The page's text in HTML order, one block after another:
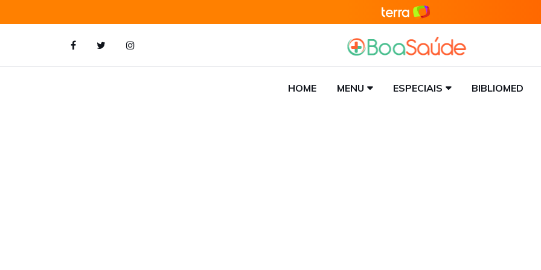
HOME MENU ESPECIAIS BIBLIOMED